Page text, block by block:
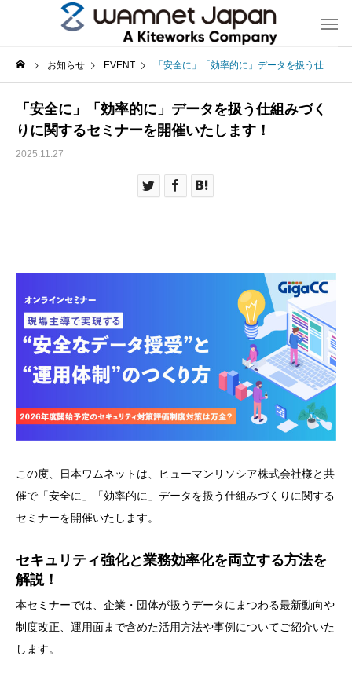
お知らせ EVENT 「安全に」「効率的に」データを扱う仕組みづくりに関するセミナーを開催いたします！
「安全に」「効率的に」データを扱う仕組みづく
りに関するセミナーを開催いたします！
2025.11.27
この度、日本ワムネットは、ヒューマンリソシア株式会社様と共
催で「安全に」「効率的に」データを扱う仕組みづくりに関する
セミナーを開催いたします。
セキュリティ強化と業務効率化を両立する方法を
解説！
本セミナーでは、企業・団体が扱うデータにまつわる最新動向や
制度改正、運用面まで含めた活用方法や事例についてご紹介いた
します。